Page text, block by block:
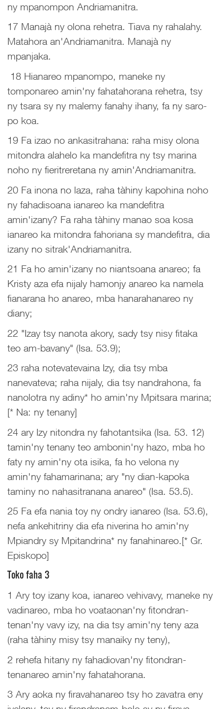
ny mpanompon Andriamanitra.
17 Manajà ny olona rehetra. Tiava ny rahalahy.
Matahora an'Andriamanitra. Manajà ny
mpanjaka.
18 Hianareo mpanompo, maneke ny
tomponareo amin'ny fahatahorana rehetra, tsy
ny tsara sy ny malemy fanahy ihany, fa ny saro-
po koa.
19 Fa izao no ankasitrahana: raha misy olona
mitondra alahelo ka mandefitra ny tsy marina
noho ny fieritreretana ny amin'Andriamanitra.
20 Fa inona no laza, raha tàhiny kapohina noho
ny fahadisoana ianareo ka mandefitra
amin'izany? Fa raha tàhiny manao soa kosa
ianareo ka mitondra fahoriana sy mandefitra, dia
izany no sitrak'Andriamanitra.
21 Fa ho amin'izany no niantsoana anareo; fa
Kristy aza efa nijaly hamonjy anareo ka namela
fianarana ho anareo, mba hanarahanareo ny
diany;
22 "Izay tsy nanota akory, sady tsy nisy fitaka
teo am-bavany" (Isa. 53.9);
23 raha notevatevaina Izy, dia tsy mba
nanevateva; raha nijaly, dia tsy nandrahona, fa
nanolotra ny adiny* ho amin'ny Mpitsara marina;
[* Na: ny tenany]
24 ary Izy nitondra ny fahotantsika (Isa. 53. 12)
tamin'ny tenany teo ambonin'ny hazo, mba ho
faty ny amin'ny ota isika, fa ho velona ny
amin'ny fahamarinana; ary "ny dian-kapoka
taminy no nahasitranana anareo" (Isa. 53.5).
25 Fa efa nania toy ny ondry ianareo (Isa. 53.6),
nefa ankehitriny dia efa niverina ho amin'ny
Mpiandry sy Mpitandrina* ny fanahinareo.[* Gr.
Episkopo]
Toko faha 3
1 Ary toy izany koa, ianareo vehivavy, maneke ny
vadinareo, mba ho voataonan'ny fitondran-
tenan'ny vavy izy, na dia tsy amin'ny teny aza
(raha tàhiny misy tsy manaiky ny teny),
2 rehefa hitany ny fahadiovan'ny fitondran-
tenanareo amin'ny fahatahorana.
3 Ary aoka ny firavahanareo tsy ho zavatra eny